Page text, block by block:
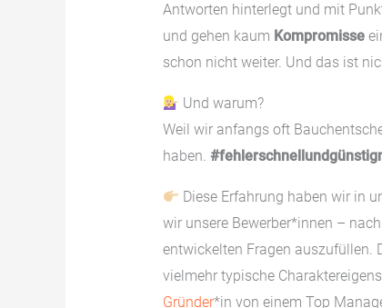
Antworten hinterlegt und mit
und gehen kaum Kompromisse
schon nicht weiter. Und das ist
Und warum?
Weil wir anfangs oft
haben.
Diese Erfahrung haben wir in
wir unsere Bewerber*innen –
entwickelten Fragen auszufüllen.
vielmehr typische
Gründer*in von einem Top